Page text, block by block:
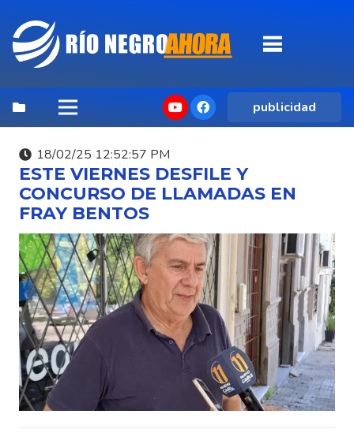
publicidad
18/02/25 12:52:57 PM
ESTE VIERNES DESFILE Y
CONCURSO DE LLAMADAS EN
FRAY BENTOS